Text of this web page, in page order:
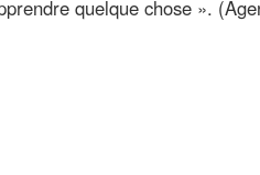
quelque chose ».